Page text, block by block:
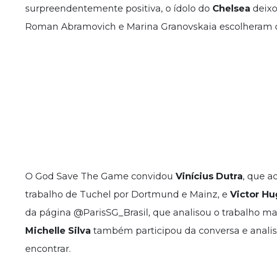
surpreendentemente positiva, o ídolo do Chelsea
Roman Abramovich e Marina Granovskaia escolheram
O God Save The Game convidou Vinícius Dutra, que
trabalho de Tuchel por Dortmund e Mainz, e Victor
da página @ParisSG_Brasil, que analisou o trabalho
Michelle Silva também participou da conversa e
encontrar.